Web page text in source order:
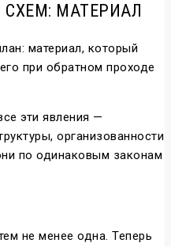
МАТЕРИАЛ
материал, который
при обратном проходе
эти явления —
организованности
по одинаковым законам
не менее одна. Теперь